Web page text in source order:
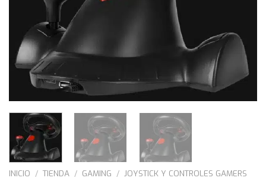
INICIO / TIENDA / GAMING / JOYSTICK Y CONTROLES GAMERS